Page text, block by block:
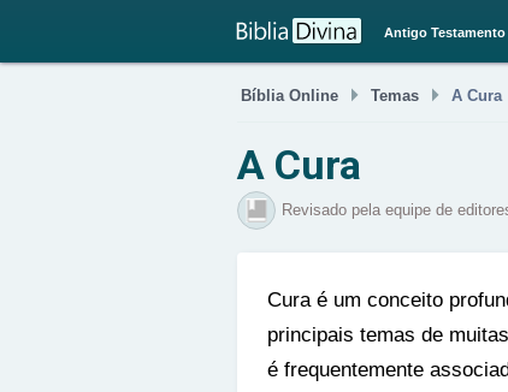
Antigo Testamento
Bíblia Online  Temas  A Cura
A Cura
Revisado pela equipe de
Cura é um conceito
principais temas de
é frequentemente